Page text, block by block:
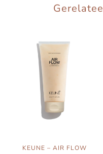
KEUNE – AIR FLOW